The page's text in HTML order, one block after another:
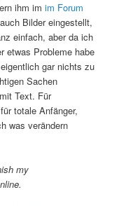
ihm imim Forum
Bilder eingestellt,
einfach, aber da ich
etwas Probleme habe
gar nichts zu
Sachen
Text. Für
totale Anfänger,
was verändern
my